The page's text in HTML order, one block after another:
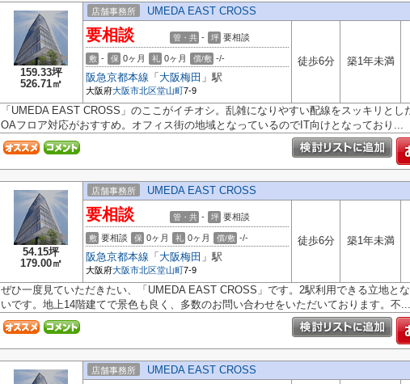
159.33坪
526.71㎡
店舗事務所 UMEDA EAST CROSS
要相談 管・共 - 坪 要相談
敷 - 保 0ヶ月 礼 0ヶ月 償/敷 -/-
阪急京都本線 「 大阪梅田 」駅
大阪府大阪市北区堂山町7-9
徒歩6分 築1年未満
「UMEDA EAST CROSS」のここがイチオシ。乱雑になりやすい配線をスッキリとし
OAフロア対応がおすすめ。オフィス街の地域となっているのでIT向けとなっており...
54.15坪
179.00㎡
店舗事務所 UMEDA EAST CROSS
要相談 管・共 - 坪 要相談
敷 要相談 保 0ヶ月 礼 0ヶ月 償/敷 -/-
阪急京都本線 「 大阪梅田 」駅
大阪府大阪市北区堂山町7-9
徒歩6分 築1年未満
ぜひ一度見ていただきたい、「UMEDA EAST CROSS」です。2駅利用できる立地と
いです。地上14階建てで景色も良く、多数のお問い合わせをいただいております。不...
店舗事務所 UMEDA EAST CROSS